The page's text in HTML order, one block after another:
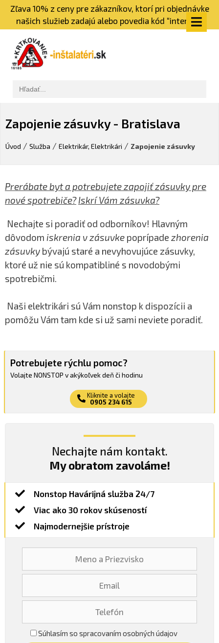
Zľava 10% z ceny pre zákazníkov, ktorí pri objednávke
našich služieb zadajú alebo povedia kód “internet”
Zapojenie zásuvky - Bratislava
Úvod / Služba / Elektrikár, Elektrikári / Zapojenie zásuvky
Prerábate byt a potrebujete zapojiť zásuvky pre
nové spotrebiče? Iskrí Vám zásuvka?
Nechajte si poradiť od odborníkov! Hlavným
dôvodom iskrenia v zásuvke poprípade zhorenia
zásuvky bývajú staré a nevyhovujúce zásuvky,
ktoré už nie sú kompatibliné s novodobými
spotrebičmi.
Naši elektrikári sú Vám nonstop k dispozícii a
pomôžu Vám tam kde si už sami neviete poradiť.
Potrebujete rýchlu pomoc?
Volajte NONSTOP v akýkoľvek deň či hodinu
Kliknite a volajte
0905 234 615
Nechajte nám kontakt.
My obratom zavoláme!
Nonstop Havárijná služba 24/7
Viac ako 30 rokov skúseností
Najmodernejšie prístroje
Súhlasím so spracovaním osobných údajov